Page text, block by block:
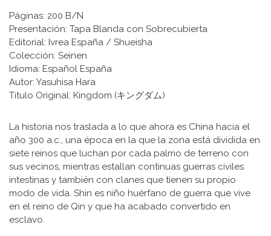
Páginas: 200 B/N
Presentación: Tapa Blanda con Sobrecubierta
Editorial: Ivrea España / Shueisha
Colección: Seinen
Idioma: Español España
Autor: Yasuhisa Hara
Título Original: Kingdom (キングダム)
La historia nos traslada a lo que ahora es China hacia el
año 300 a.c., una época en la que la zona está dividida en
siete reinos que luchan por cada palmo de terreno con
sus vecinos, mientras estallan continuas guerras civiles
intestinas y también con clanes que tienen su propio
modo de vida. Shin es niño huérfano de guerra que vive
en el reino de Qin y que ha acabado convertido en
esclavo.